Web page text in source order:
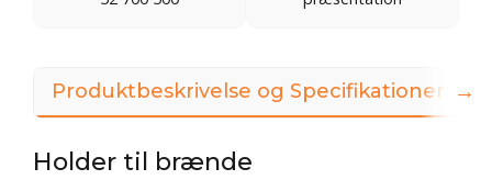
Produktbeskrivelse og Specifikationer
Holder til brænde
→